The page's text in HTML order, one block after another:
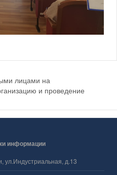
лицами на
и проведение
информации
ул.Индустриальная, д.13